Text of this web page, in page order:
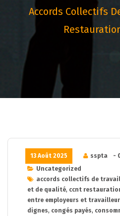
Accords Collectifs
13 Août 2025 sspta
-
Uncategorized
accords collectifs de travail
et de qualité, ccnt
entre employeurs et
dignes, congés payés,